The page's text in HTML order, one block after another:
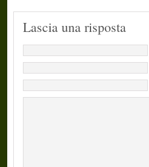
Lascia una risposta